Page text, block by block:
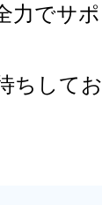
力でサ
ちして